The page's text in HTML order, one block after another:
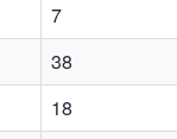
7
38
18